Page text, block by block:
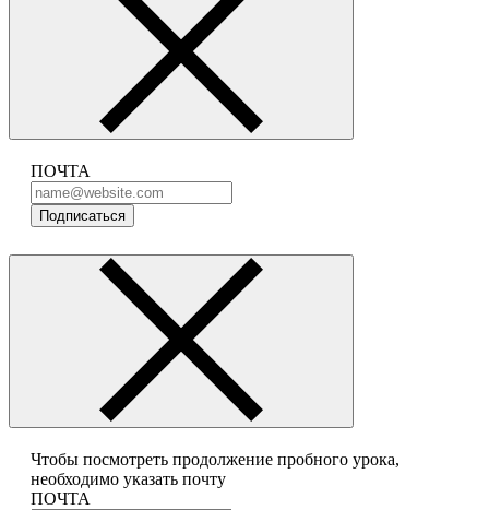
ПОЧТА
Подписаться
Чтобы посмотреть продолжение пробного урока,
необходимо указать почту
ПОЧТА